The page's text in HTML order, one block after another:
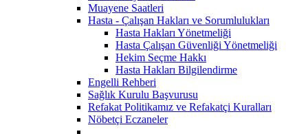
Muayene Saatleri
Hasta - Çalışan Hakları ve Sorumlulukları
Hasta Hakları Yönetmeliği
Hasta Çalışan Güvenliği Yönetmeliği
Hekim Seçme Hakkı
Hasta Hakları Bilgilendirme
Engelli Rehberi
Sağlık Kurulu Başvurusu
Refakat Politikamız ve Refakatçi Kuralları
Nöbetçi Eczaneler